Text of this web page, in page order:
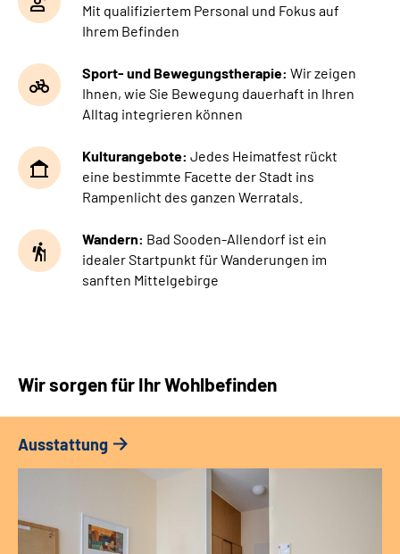
Mit qualifiziertem Personal und Fokus auf
Ihrem Befinden
Sport- und Bewegungstherapie: Wir zeigen
Ihnen, wie Sie Bewegung dauerhaft in Ihren
Alltag integrieren können
Kulturangebote: Jedes Heimatfest rückt
eine bestimmte Facette der Stadt ins
Rampenlicht des ganzen Werratals.
Wandern: Bad Sooden-Allendorf ist ein
idealer Startpunkt für Wanderungen im
sanften Mittelgebirge
Wir sorgen für Ihr Wohlbefinden
Ausstattung